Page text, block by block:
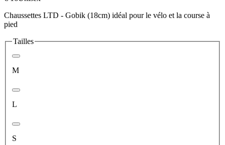
Chaussettes LTD - Gobik (18cm) idéal pour le vélo et la course à
pied
Tailles
M
L
S